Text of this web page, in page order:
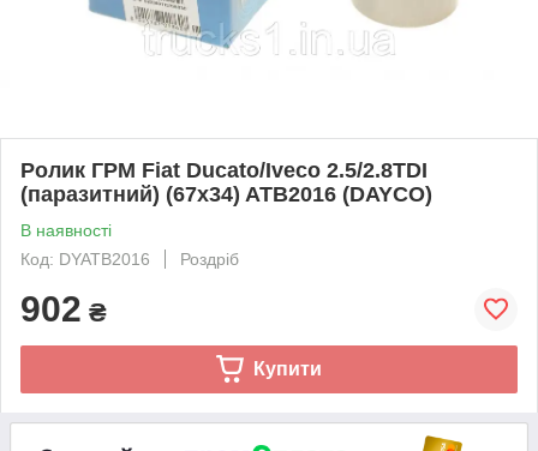
Ролик ГРМ Fiat Ducato/Iveco 2.5/2.8TDI
(паразитний) (67х34) ATB2016 (DAYCO)
В наявності
Код: DYATB2016
Роздріб
902 ₴
Купити